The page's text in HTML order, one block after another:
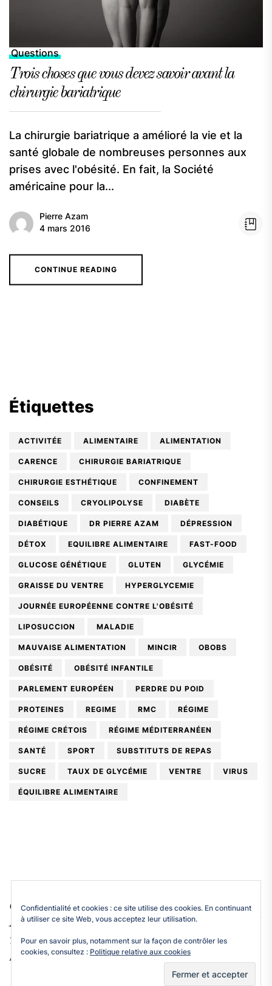
Questions
Trois choses que vous devez savoir avant la
chirurgie bariatrique
La chirurgie bariatrique a amélioré la vie et la
santé globale de nombreuses personnes aux
prises avec l'obésité. En fait, la Société
américaine pour la...
Pierre Azam
4 mars 2016
CONTINUE READING
Étiquettes
ACTIVITÉE ALIMENTAIRE ALIMENTATION
CARENCE CHIRURGIE BARIATRIQUE
CHIRURGIE ESTHÉTIQUE CONFINEMENT
CONSEILS CRYOLIPOLYSE DIABÈTE
DIABÉTIQUE DR PIERRE AZAM DÉPRESSION
DÉTOX EQUILIBRE ALIMENTAIRE FAST-FOOD
GLUCOSE GÉNÉTIQUE GLUTEN GLYCÉMIE
GRAISSE DU VENTRE HYPERGLYCEMIE
JOURNÉE EUROPÉENNE CONTRE L'OBÉSITÉ
LIPOSUCCION MALADIE
MAUVAISE ALIMENTATION MINCIR OBOBS
OBÉSITÉ OBÉSITÉ INFANTILE
PARLEMENT EUROPÉEN PERDRE DU POID
PROTEINES REGIME RMC RÉGIME
RÉGIME CRÉTOIS RÉGIME MÉDITERRANÉEN
SANTÉ SPORT SUBSTITUTS DE REPAS
SUCRE TAUX DE GLYCÉMIE VENTRE VIRUS
ÉQUILIBRE ALIMENTAIRE
Copyright © 2026Docteur Pierre Azam.
All rights reserved.
Theme: BlogExpress ByThemeinwp.
Powered byWordPress.
↑
Confidentialité et cookies : ce site utilise des cookies. En continuant
à utiliser ce site Web, vous acceptez leur utilisation.
Pour en savoir plus, notamment sur la façon de contrôler les
cookies, consultez : Politique relative aux cookies